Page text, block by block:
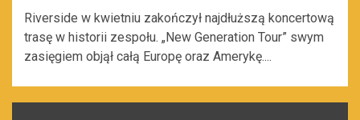
Riverside w kwietniu zakończył najdłuższą koncertową
trasę w historii zespołu. „New Generation Tour” swym
zasięgiem objął całą Europę oraz Amerykę....